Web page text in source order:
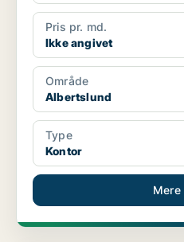
Pris pr. md.
Ikke angivet
Område
Albertslund
Type
Kontor
Mere